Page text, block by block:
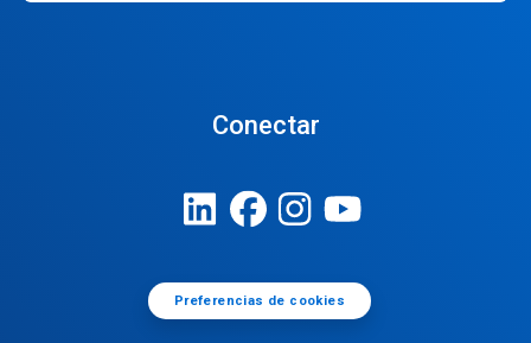
Conectar
Preferencias de cookies